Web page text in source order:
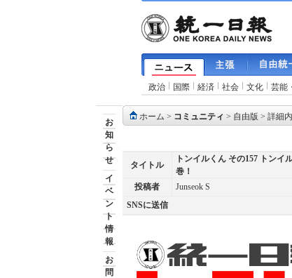
政治 国際 経済 社会 文化 芸能
お
知
ら
せ
イ
ベ
ン
ト
情
報
お
問
ホーム > コミュニティ > 自由版 > 詳細
タイトル
トンイルくん その157 トン
巻！
投稿者 Junseok S
SNSに送信